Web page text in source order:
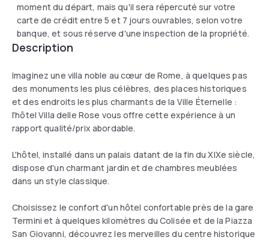
moment du départ, mais qu'il sera répercuté sur votre
carte de crédit entre 5 et 7 jours ouvrables, selon votre
banque, et sous réserve d'une inspection de la propriété.
Description
Imaginez une villa noble au cœur de Rome, à quelques pas
des monuments les plus célèbres, des places historiques
et des endroits les plus charmants de la Ville Éternelle :
l'hôtel Villa delle Rose vous offre cette expérience à un
rapport qualité/prix abordable.
L'hôtel, installé dans un palais datant de la fin du XIXe siècle,
dispose d'un charmant jardin et de chambres meublées
dans un style classique.
Choisissez le confort d'un hôtel confortable près de la gare
Termini et à quelques kilomètres du Colisée et de la Piazza
San Giovanni, découvrez les merveilles du centre historique